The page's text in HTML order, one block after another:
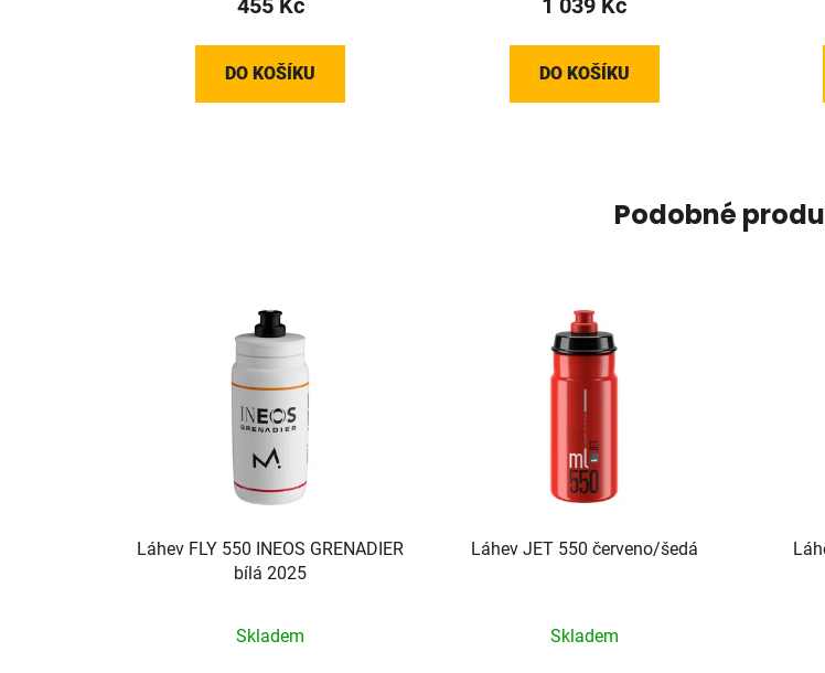
455 Kč
DO KOŠÍKU
1 039 Kč
DO KOŠÍKU
Podobné
Láhev FLY 550 INEOS GRENADIER
bílá 2025
Skladem
Láhev JET 550 červeno/šedá
Skladem